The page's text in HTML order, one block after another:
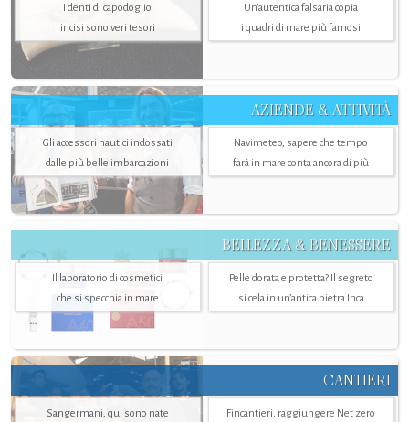
I denti di capodoglio
incisi sono veri tesori
Un’autentica falsaria copia
i quadri di mare più famosi
AZIENDE & ATTIVITÀ
Gli accessori nautici indossati
dalle più belle imbarcazioni
Navimeteo, sapere che tempo
farà in mare conta ancora di più
BELLEZZA & BENESSERE
Il laboratorio di cosmetici
che si specchia in mare
Pelle dorata e protetta? Il segreto
si cela in un’antica pietra Inca
CANTIERI
Sangermani, qui sono nate
Fincantieri, raggiungere Net zero